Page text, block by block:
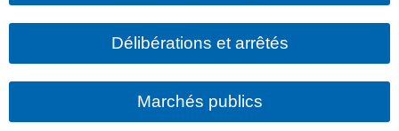
Délibérations et arrêtés
Marchés publics